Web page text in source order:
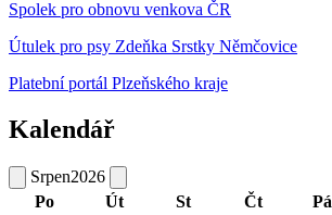
Spolek pro obnovu venkova ČR
Útulek pro psy Zdeňka Srstky Němčovice
Platební portál Plzeňského kraje
Kalendář
Srpen2026
Po
Út St Čt Pá